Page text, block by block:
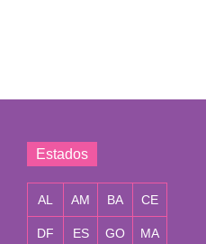
Estados
AL AM BA CE
DF ES GO MA